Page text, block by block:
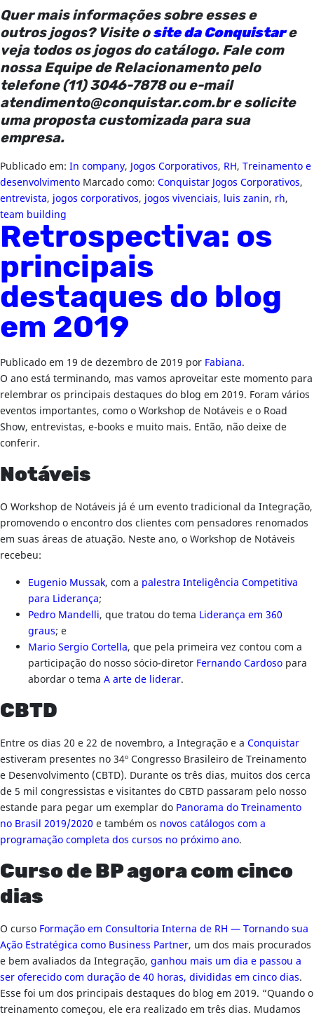
Quer mais informações sobre esses e
outros jogos? Visite o site da Conquistare
veja todos os jogos do catálogo. Fale com
nossa Equipe de Relacionamento pelo
telefone (11) 3046-7878 ou e-mail
atendimento@conquistar.com.bre solicite
uma proposta customizada para sua
empresa.
Publicado em: In company, Jogos Corporativos, RH, Treinamento e
desenvolvimento Marcado como: Conquistar Jogos Corporativos,
entrevista, jogos corporativos, jogos vivenciais, luis zanin, rh,
team building
Retrospectiva: os
principais
destaques do blog
em 2019
Publicado em 19 de dezembro de 2019 por Fabiana.
O ano está terminando, mas vamos aproveitar este momento para
relembrar os principais destaques do blog em 2019. Foram vários
eventos importantes, como o Workshop de Notáveis e o Road
Show, entrevistas, e-books e muito mais. Então, não deixe de
conferir.
Notáveis
O Workshop de Notáveis já é um evento tradicional da Integração,
promovendo o encontro dos clientes com pensadores renomados
em suas áreas de atuação. Neste ano, o Workshop de Notáveis
recebeu:
Eugenio Mussak, com a palestra Inteligência Competitiva
para Liderança;
Pedro Mandelli, que tratou do tema Liderança em 360
graus; e
Mario Sergio Cortella, que pela primeira vez contou com a
participação do nosso sócio-diretor Fernando Cardoso para
abordar o tema A arte de liderar.
CBTD
Entre os dias 20 e 22 de novembro, a Integração e a Conquistar
estiveram presentes no 34º Congresso Brasileiro de Treinamento
e Desenvolvimento (CBTD). Durante os três dias, muitos dos cerca
de 5 mil congressistas e visitantes do CBTD passaram pelo nosso
estande para pegar um exemplar do Panorama do Treinamento
no Brasil 2019/2020 e também os novos catálogos com a
programação completa dos cursos no próximo ano.
Curso de BP agora com cinco
dias
O curso Formação em Consultoria Interna de RH — Tornando sua
Ação Estratégica como Business Partner, um dos mais procurados
e bem avaliados da Integração, ganhou mais um dia e passou a
ser oferecido com duração de 40 horas, divididas em cinco dias.
Esse foi um dos principais destaques do blog em 2019. “Quando o
treinamento começou, ele era realizado em três dias. Mudamos